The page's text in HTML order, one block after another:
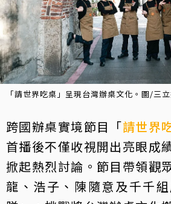
「請世界吃桌」呈現台灣辦桌文化。圖/三
跨國辦桌實境節目「請世界
首播後不僅收視開出亮眼成
掀起熱烈討論。節目帶領觀
龍、浩子、陳隨意及千千